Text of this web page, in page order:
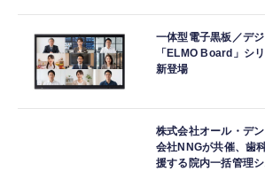
一体型電子黒板／デ
「ELMO Board」シ
新登場
株式会社オール・デ
会社NNGが共催、歯
援する院内一括管理